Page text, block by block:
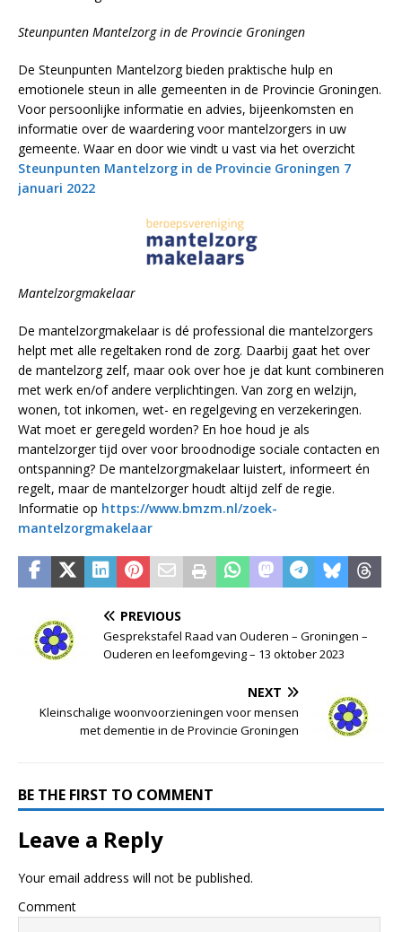
Steunpunten Mantelzorg in de Provincie Groningen
De Steunpunten Mantelzorg bieden praktische hulp en
emotionele steun in alle gemeenten in de Provincie Groningen.
Voor persoonlijke informatie en advies, bijeenkomsten en
informatie over de waardering voor mantelzorgers in uw
gemeente. Waar en door wie vindt u vast via het overzicht
Steunpunten Mantelzorg in de Provincie Groningen 7
januari 2022
Mantelzorgmakelaar
De mantelzorgmakelaar is dé professional die mantelzorgers
helpt met alle regeltaken rond de zorg. Daarbij gaat het over
de mantelzorg zelf, maar ook over hoe je dat kunt combineren
met werk en/of andere verplichtingen. Van zorg en welzijn,
wonen, tot inkomen, wet- en regelgeving en verzekeringen.
Wat moet er geregeld worden? En hoe houd je als
mantelzorger tijd over voor broodnodige sociale contacten en
ontspanning? De mantelzorgmakelaar luistert, informeert én
regelt, maar de mantelzorger houdt altijd zelf de regie.
Informatie op https://www.bmzm.nl/zoek-
mantelzorgmakelaar
PREVIOUS
Gesprekstafel Raad van Ouderen – Groningen –
Ouderen en leefomgeving – 13 oktober 2023
NEXT
Kleinschalige woonvoorzieningen voor mensen
met dementie in de Provincie Groningen
BE THE FIRST TO COMMENT
Leave a Reply
Your email address will not be published.
Comment